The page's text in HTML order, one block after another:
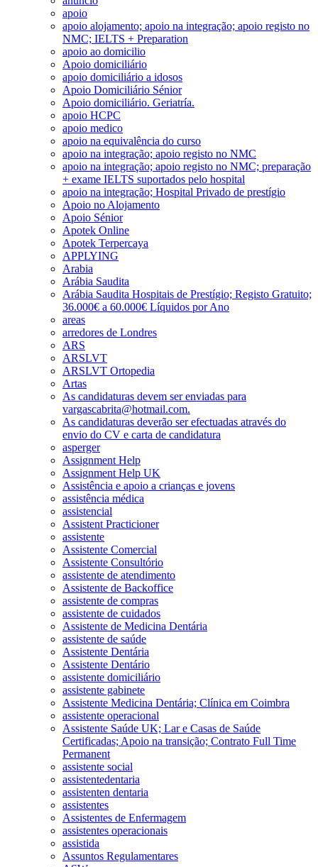
apoio
apoio alojamento; apoio na integração; apoio registo no
NMC; IELTS + Preparation
apoio ao domicilio
Apoio domiciliário
apoio domiciliário a idosos
Apoio Domiciliário Sénior
Apoio domiciliário. Geriatría.
apoio HCPC
apoio medico
apoio na equivalência do curso
apoio na integração; apoio registo no NMC
apoio na integração; apoio registo no NMC; preparação
+ exame IELTS suportados pelo hospital
apoio na integração; Hospital Privado de prestígio
Apoio no Alojamento
Apoio Sénior
Apotek Online
Apotek Terpercaya
APPLYING
Arabia
Arábia Saudita
Arábia Saudita Hospitais de Prestígio; Registo Gratuito;
36.000€ a 60.000€ Líquidos por Ano
areas
arredores de Londres
ARS
ARSLVT
ARSLVT Ortopedia
Artas
As candidaturas devem ser enviadas para
vargascabrita@hotmail.com.
As candidaturas deverão ser efectuadas através do
envio do CV e carta de candidatura
asperger
Assignment Help
Assignment Help UK
Assistência e apoio a crianças e jovens
assistência médica
assistencial
Assistent Practicioner
assistente
Assistente Comercial
Assistente Consultório
assistente de atendimento
Assistente de Backoffice
assistente de compras
assistente de cuidados
Assistente de Medicina Dentária
assistente de saúde
Assistente Dentária
Assistente Dentário
assistente domiciliário
assistente gabinete
Assistente Medicina Dentária; Clínica em Coimbra
assistente operacional
Assistente Saúde UK; Lar e Casas de Saúde
Certificadas; Apoio na transição; Contrato Full Time
Permanent
assistente social
assistentedentaria
assistenten dentaria
assistentes
Assistentes de Enfermagem
assistentes operacionais
assistida
Assuntos Regulamentares